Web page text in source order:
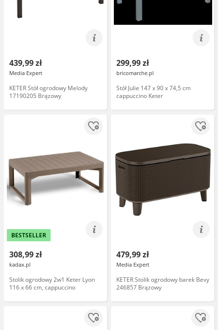
439,99 zł
Media Expert
KETER Stół ogrodowy Melody
17190205 Brązowy
299,99 zł
bricomarche.pl
Stół Julie 147 x 90 x 74,5 cm
cappuccino Keter
BESTSELLER
308,99 zł
kadax.pl
Stolik ogrodowy 2w1 Keter Lyon
116 x 66 cm, cappuccino
479,99 zł
Media Expert
KETER Stolik ogrodowy barek Bevy
246857 Brązowy